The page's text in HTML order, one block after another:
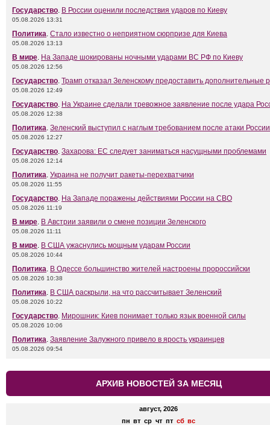
Государство. В России оценили последствия ударов по Киеву
05.08.2026 13:31
Политика. Стало известно о неприятном сюрпризе для Киева
05.08.2026 13:13
В мире. На Западе шокированы ночными ударами ВС РФ по Киеву
05.08.2026 12:56
Государство. Трамп отказал Зеленскому предоставить дополнительные
05.08.2026 12:49
Государство. На Украине сделали тревожное заявление после удара
05.08.2026 12:38
Политика. Зеленский выступил с наглым требованием после атаки России
05.08.2026 12:27
Государство. Захарова: ЕС следует заниматься насущными проблемами
05.08.2026 12:14
Политика. Украина не получит ракеты-перехватчики
05.08.2026 11:55
Государство. На Западе поражены действиями России на СВО
05.08.2026 11:19
В мире. В Австрии заявили о смене позиции Зеленского
05.08.2026 11:11
В мире. В США ужаснулись мощным ударам России
05.08.2026 10:44
Политика. В Одессе большинство жителей настроены пророссийски
05.08.2026 10:38
Политика. В США раскрыли, на что рассчитывает Зеленский
05.08.2026 10:22
Государство. Мирошник: Киев понимает только язык военной силы
05.08.2026 10:06
Политика. Заявление Залужного привело в ярость украинцев
05.08.2026 09:54
АРХИВ НОВОСТЕЙ ЗА МЕСЯЦ
август, 2026
пн вт ср чт пт сб вс